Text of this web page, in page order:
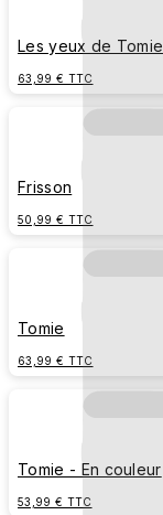
Les yeux de Tomie
63,99 € TTC
Frisson
50,99 € TTC
Tomie
63,99 € TTC
Tomie - En couleur
53,99 € TTC